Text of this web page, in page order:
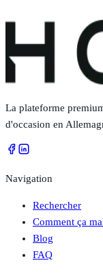
La plateforme
d'occasion en
Navigation
Rechercher
Comment ça
Blog
FAQ